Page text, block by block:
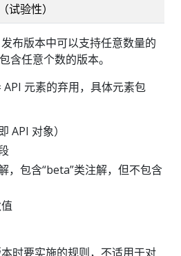
试验性）
布版本中可以支持任意数量的
含任意个数的版本。
元素的弃用，具体元素包
API 对象）
，包含“beta”类注解，但不包含
时要实施的规则，不适用于对